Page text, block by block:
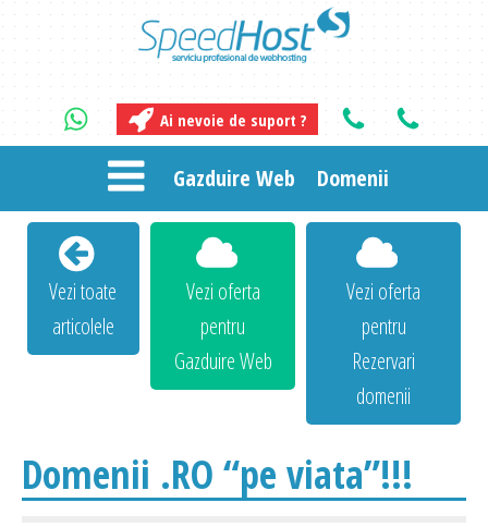
Ai nevoie de suport ?
Gazduire Web Domenii
Vezi toate
articolele
Vezi oferta
pentru
Gazduire Web
Vezi oferta
pentru
Rezervari
domenii
Domenii .RO “pe viata”!!!